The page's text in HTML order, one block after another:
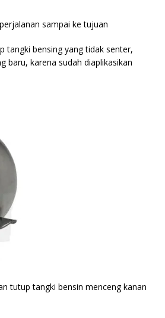
sampai ke tujuan
tangki bensing yang tidak senter,
baru, karena sudah diaplikasikan
tutup tangki bensin menceng kanan